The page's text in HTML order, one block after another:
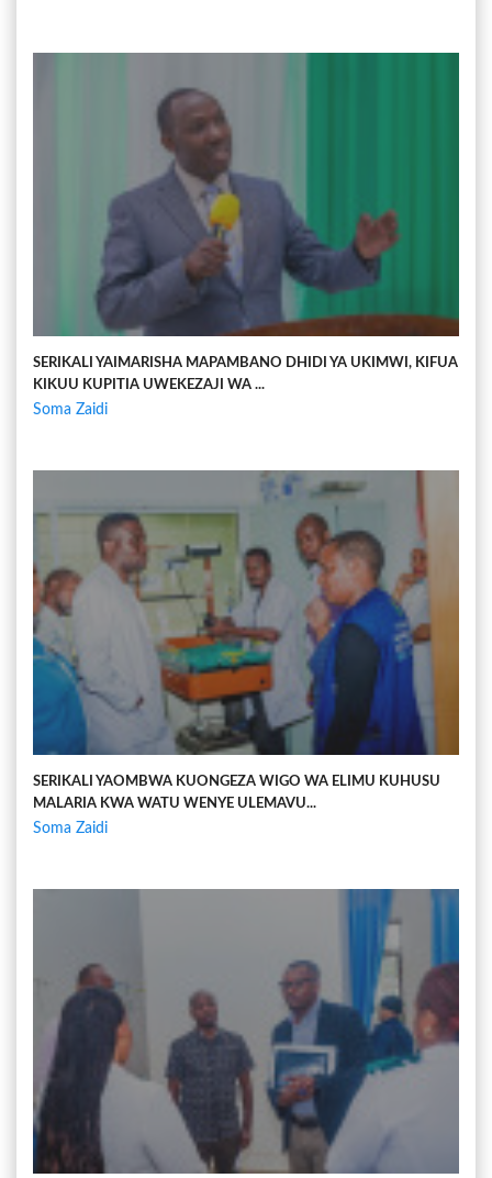
SERIKALI YAIMARISHA MAPAMBANO DHIDI YA UKIMWI, KIFUA
KIKUU KUPITIA UWEKEZAJI WA ...
Soma Zaidi
SERIKALI YAOMBWA KUONGEZA WIGO WA ELIMU KUHUSU
MALARIA KWA WATU WENYE ULEMAVU...
Soma Zaidi